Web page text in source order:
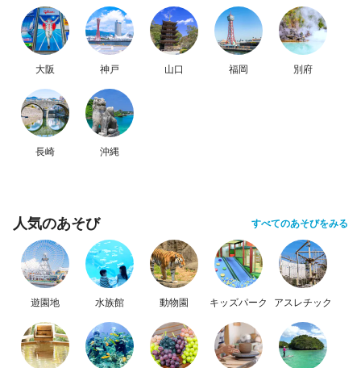
大阪 神戸 山口 福岡 別府
長崎 沖縄
人気のあそび すべてのあそびをみる
遊園地 水族館 動物園 キッズパーク アスレチック